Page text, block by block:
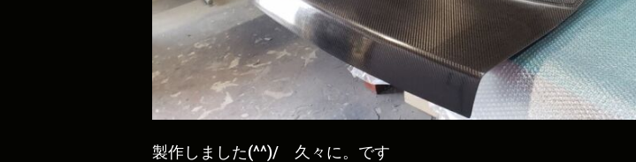
製作しました(^^)/ 久々に。です